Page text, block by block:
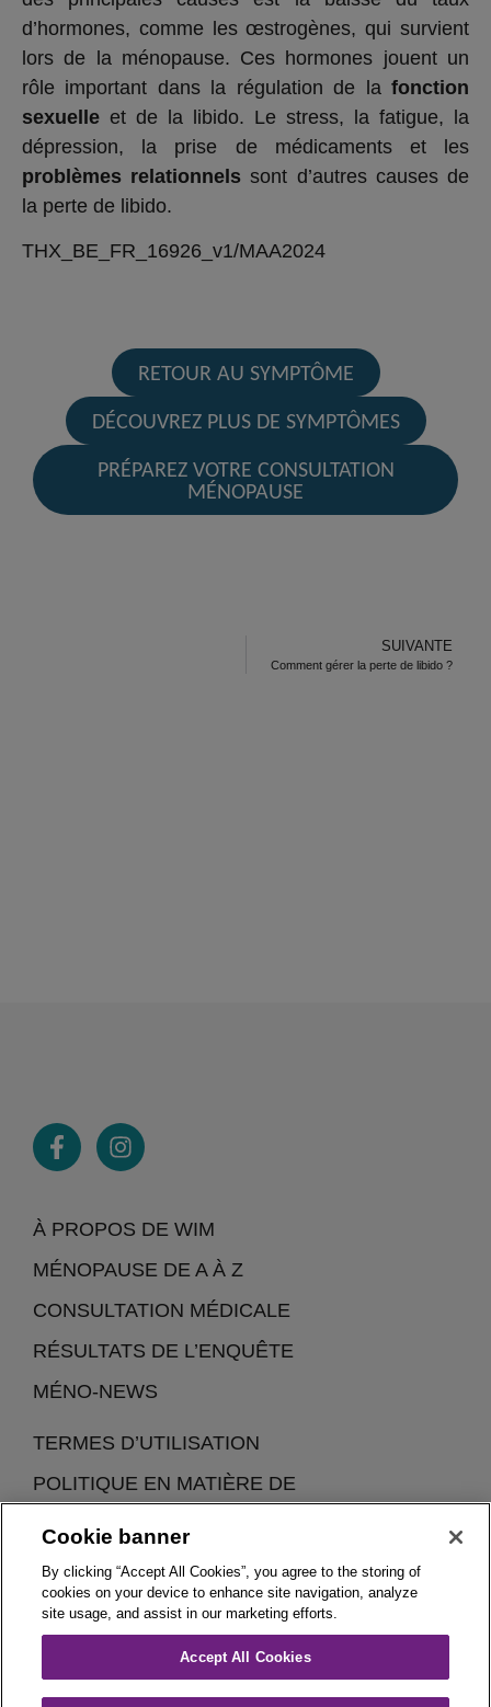
d’hormones, comme les œstrogènes, qui survient
lors de la ménopause. Ces hormones jouent un
rôle important dans la régulation de la fonction
sexuelle et de la libido. Le stress, la fatigue, la
dépression, la prise de médicaments et les
problèmes relationnels sont d’autres causes de
la perte de libido.
THX_BE_FR_16926_v1/MAA2024
RETOUR AU SYMPTÔME
DÉCOUVREZ PLUS DE SYMPTÔMES
PRÉPAREZ VOTRE CONSULTATION
MÉNOPAUSE
SUIVANTE
Comment gérer la perte de libido ?
À PROPOS DE WIM
MÉNOPAUSE DE A À Z
CONSULTATION MÉDICALE
RÉSULTATS DE L’ENQUÊTE
MÉNO-NEWS
TERMES D’UTILISATION
POLITIQUE EN MATIÈRE DE
Woman In Menopause (WIM) est une initiative de Theramex
Belgique.
Cookie banner
By clicking “Accept All Cookies”, you agree to the storing of
cookies on your device to enhance site navigation, analyze
site usage, and assist in our marketing efforts.
Accept All Cookies